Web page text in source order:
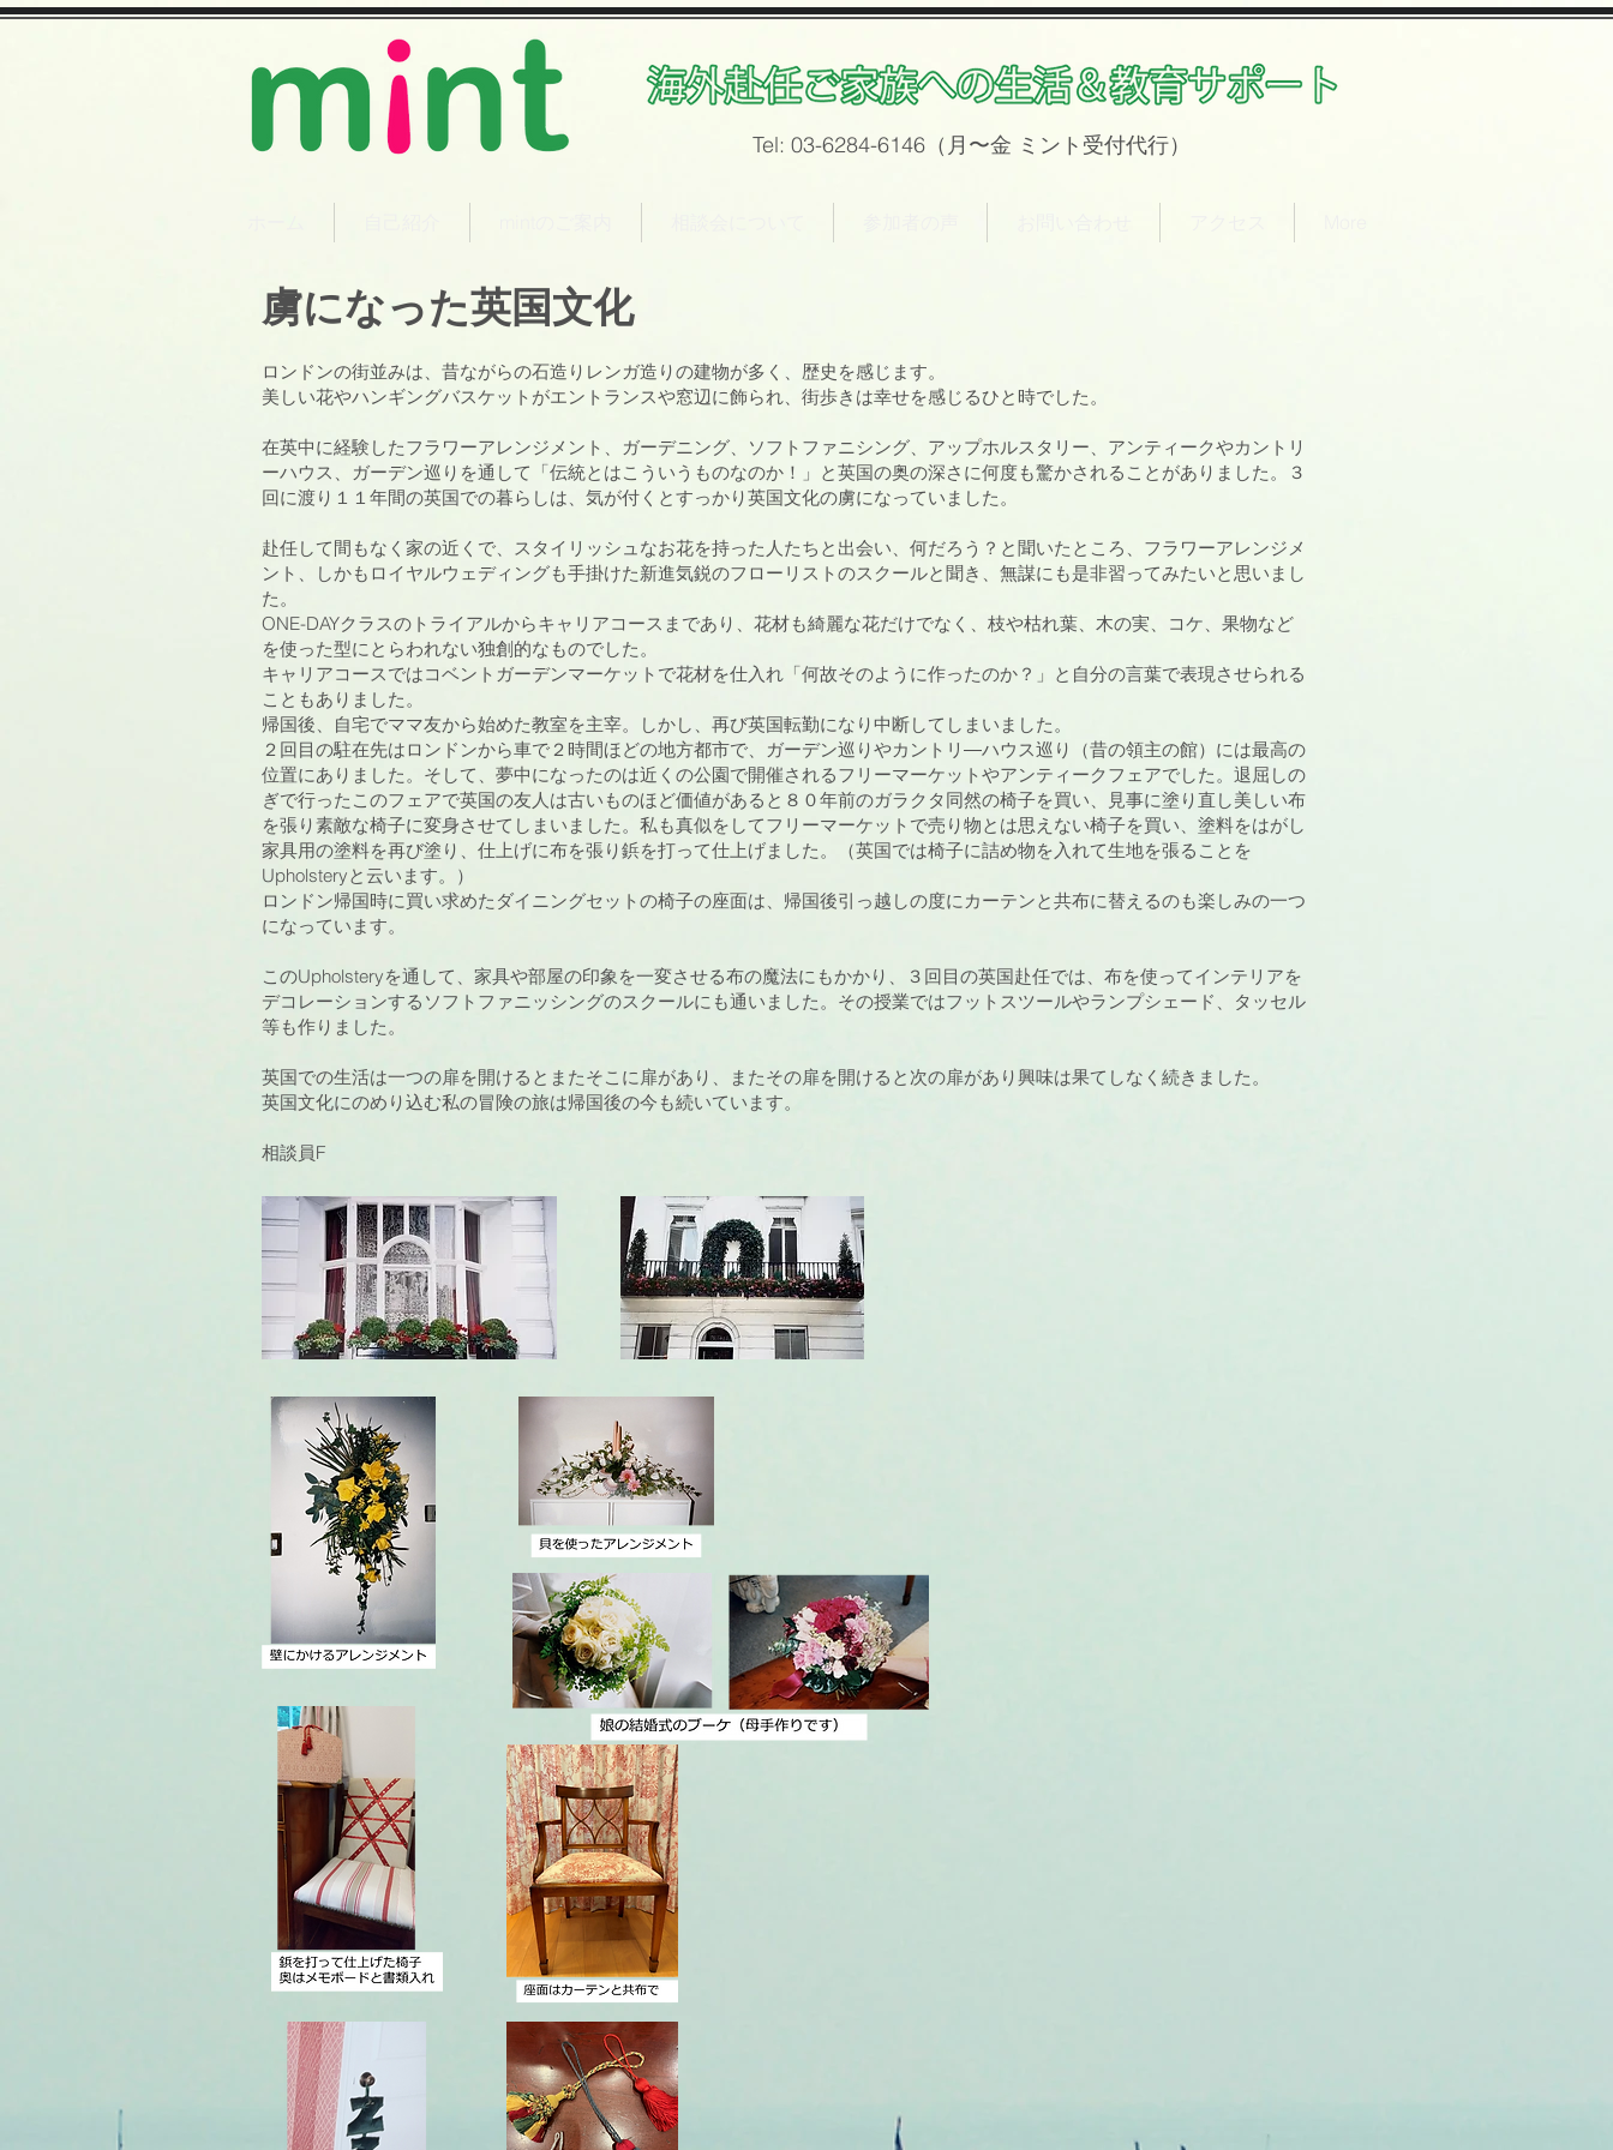
Tel: 03-6284-6146（月〜金 ミント 受付代行）
虜になった英国文化
ロンドンの街並みは、昔ながらの石造りレンガ造りの建物が多く、歴史を感じます。
美しい花やハンギングバスケットがエントランスや窓辺に飾られ、街歩きは幸せを感じるひと時でした。
在英中に経験したフラワーアレンジメント、ガーデニング、ソフトファニシング、アップホルスタリー、アンティークやカントリ
ーハウス、ガーデン巡りを通して「伝統とはこういうものなのか！」と英国の奥の深さに何度も驚かされることがありました。３
回に渡り１１年間の英国での暮らしは、気が付くとすっかり英国文化の虜になっていました。
赴任して間もなく家の近くで、スタイリッシュなお花を持った人たちと出会い、何だろう？と聞いたところ、フラワーアレンジメ
ント、しかもロイヤルウェディングも手掛けた新進気鋭のフローリストのスクールと聞き、無謀にも是非習ってみたいと思いまし
た。
ONE-DAYクラスのトライアルからキャリアコースまであり、花材も綺麗な花だけでなく、枝や枯れ葉、木の実、コケ、果物など
を使った型にとらわれない独創的なものでした。
キャリアコースではコベントガーデンマーケットで花材を仕入れ「何故そのように作ったのか？」と自分の言葉で表現させられる
こともありました。
帰国後、自宅でママ友から始めた教室を主宰。しかし、再び英国転勤になり中断してしまいました。
２回目の駐在先はロンドンから車で２時間ほどの地方都市で、ガーデン巡りやカントリ―ハウス巡り（昔の領主の館）には最高の
位置にありました。そして、夢中になったのは近くの公園で開催されるフリーマーケットやアンティークフェアでした。退屈しの
ぎで行ったこのフェアで英国の友人は古いものほど価値があると８０年前のガラクタ同然の椅子を買い、見事に塗り直し美しい布
を張り素敵な椅子に変身させてしまいました。私も真似をしてフリーマーケットで売り物とは思えない椅子を買い、塗料をはがし
家具用の塗料を再び塗り、仕上げに布を張り鋲を打って仕上げました。（英国では椅子に詰め物を入れて生地を張ることを
Upholsteryと云います。）
ロンドン帰国時に買い求めたダイニングセットの椅子の座面は、帰国後引っ越しの度にカーテンと共布に替えるのも楽しみの一つ
になっています。
このUpholsteryを通して、家具や部屋の印象を一変させる布の魔法にもかかり、３回目の英国赴任では、布を使ってインテリアを
デコレーションするソフトファニッシングのスクールにも通いました。その授業ではフットスツールやランプシェード、タッセル
等も作りました。
英国での生活は一つの扉を開けるとまたそこに扉があり、またその扉を開けると次の扉があり興味は果てしなく続きました。
英国文化にのめり込む私の冒険の旅は帰国後の今も続いています。
相談員F